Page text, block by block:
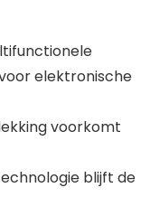
elektronische
voorkomt
blijft de